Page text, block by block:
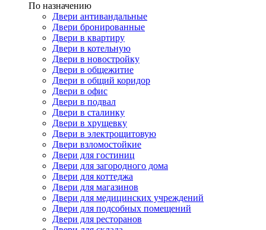
По назначению
Двери антивандальные
Двери бронированные
Двери в квартиру
Двери в котельную
Двери в новостройку
Двери в общежитие
Двери в общий коридор
Двери в офис
Двери в подвал
Двери в сталинку
Двери в хрущевку
Двери в электрощитовую
Двери взломостойкие
Двери для гостиниц
Двери для загородного дома
Двери для коттеджа
Двери для магазинов
Двери для медицинских учреждений
Двери для подсобных помещений
Двери для ресторанов